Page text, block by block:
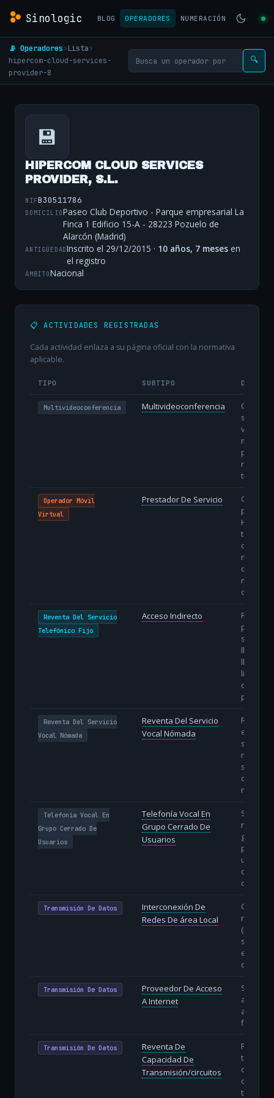
Sinologic BLOG OPERADORES NUMERACIÓN
📡 Operadores› Lista›
hipercom-cloud-services-
provider-8
🔍
💾
HIPERCOM CLOUD SERVICES
PROVIDER, S.L.
NIFB30511786
DOMICILIOPaseo Club Deportivo - Parque empresarial La
Finca 1 Edificio 15-A - 28223 Pozuelo de
Alarcón (Madrid)
ANTIGÜEDADInscrito el 29/12/2015 · 10 años, 7 meses en
el registro
ÁMBITONacional
📋 ACTIVIDADES REGISTRADAS
Cada actividad enlaza a su página oficial con la normativa
aplicable.
TIPO SUBTIPO
Multivideoconferencia Multivideoconferencia
voz y
múltiples
remotos
tiempo
Operador Móvil
Virtual
Prestador De Servicio
OMV
propio:
HLR/
tarjetas
con
margen
mayor
Reventa Del Servicio
Telefónico Fijo
Acceso Indirecto
Reventa
llamada
llamada
línea del
Reventa Del Servicio
Vocal Nómada
Reventa Del Servicio
Vocal Nómada
Reventa
servicio
nómada
de la
nómada.
Telefonía Vocal En
Grupo Cerrado De
Usuarios
Telefonía Vocal En
Grupo Cerrado De
Usuarios
Servicio
grupo
de una
Transmisión De Datos
Interconexión De
Redes De área Local
redes
(LAN)
sedes
enlaces
Transmisión De Datos
Proveedor De Acceso
A Internet
Servicio
acceso
a
finales
Transmisión De Datos
Reventa De
Capacidad De
Transmisión/circuitos
Reventa
terceros
o